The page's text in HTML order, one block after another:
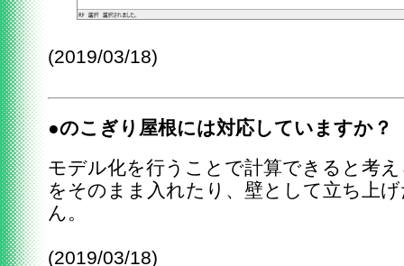
(2019/03/18)
●のこぎり屋根には対応していますか？
モデル化を行うことで計算できると考
をそのまま入れたり、壁として立ち上
ん。
(2019/03/18)